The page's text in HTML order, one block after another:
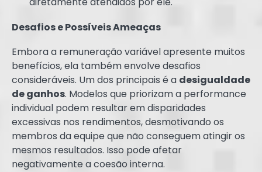
Desafios e Possíveis Ameaças
Embora a remuneração variável apresente muitos
benefícios, ela também envolve desafios
consideráveis. Um dos principais é a desigualdade
de ganhos. Modelos que priorizam a performance
individual podem resultar em disparidades
excessivas nos rendimentos, desmotivando os
membros da equipe que não conseguem atingir os
mesmos resultados. Isso pode afetar
negativamente a coesão interna.